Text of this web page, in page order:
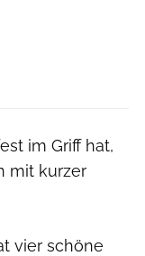
im Griff hat,
mit kurzer
vier schöne